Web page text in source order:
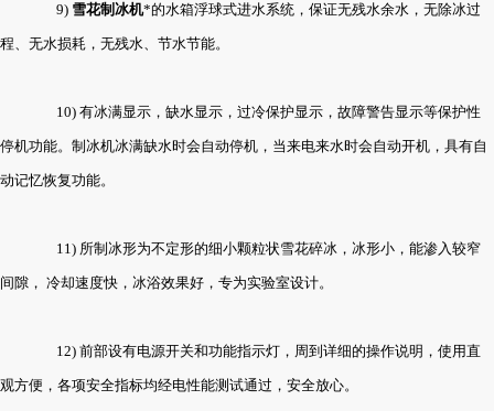
9) 雪花制冰机*的水箱浮球式进水系统，保证无残水余水，无除冰过
程、无水损耗，无残水、节水节能。
10) 有冰满显示，缺水显示，过冷保护显示，故障警告显示等保护性
停机功能。制冰机冰满缺水时会自动停机，当来电来水时会自动开机，具有自
动记忆恢复功能。
11) 所制冰形为不定形的细小颗粒状雪花碎冰，冰形小，能渗入较窄
间隙， 冷却速度快，冰浴效果好，专为实验室设计。
12) 前部设有电源开关和功能指示灯，周到详细的操作说明，使用直
观方便，各项安全指标均经电性能测试通过，安全放心。